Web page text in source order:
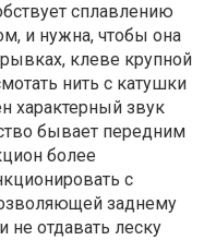
сплавлению
и нужна, чтобы она
клеве крупной
нить с катушки
характерный звук
бывает передним
более
с
заднему
не отдавать леску